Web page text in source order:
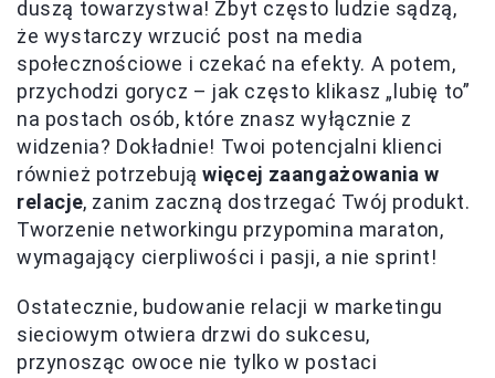
duszą towarzystwa! Zbyt często ludzie sądzą,
że wystarczy wrzucić post na media
społecznościowe i czekać na efekty. A potem,
przychodzi gorycz – jak często klikasz „lubię to”
na postach osób, które znasz wyłącznie z
widzenia? Dokładnie! Twoi potencjalni klienci
również potrzebująwięcej zaangażowania w
relacje, zanim zaczną dostrzegać Twój produkt.
Tworzenie networkingu przypomina maraton,
wymagający cierpliwości i pasji, a nie sprint!
Ostatecznie, budowanie relacji w marketingu
sieciowym otwiera drzwi do sukcesu,
przynosząc owoce nie tylko w postaci